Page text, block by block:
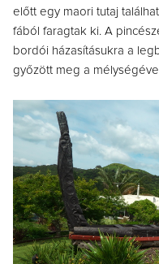
előtt egy maori tutaj
fából faragtak ki. A
bordói házasításukra a
győzött meg a